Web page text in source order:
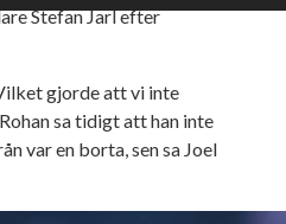
Stefan Jarl efter
gjorde att vi inte
sa tidigt att han inte
var en borta, sen sa Joel